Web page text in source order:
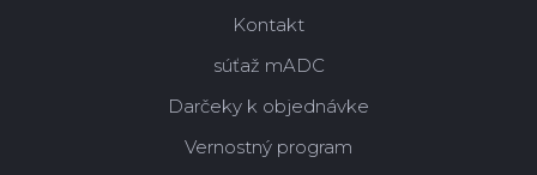
Kontakt
súťaž mADC
Darčeky k objednávke
Vernostný program